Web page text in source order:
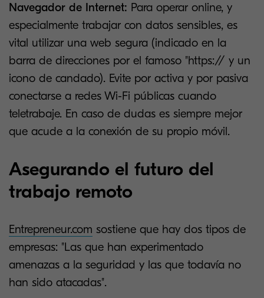
Navegador de Internet: Para operar online, y
especialmente trabajar con datos sensibles, es
vital utilizar una web segura (indicado en la
barra de direcciones por el famoso "https:// y un
icono de candado). Evite por activa y por pasiva
conectarse a redes Wi-Fi públicas cuando
teletrabaje. En caso de dudas es siempre mejor
que acude a la conexión de su propio móvil.
Asegurando el futuro del
trabajo remoto
Entrepreneur.com sostiene que hay dos tipos de
empresas: "Las que han experimentado
amenazas a la seguridad y las que todavía no
han sido atacadas".